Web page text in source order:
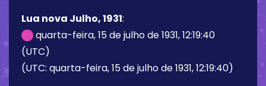
Lua nova Julho, 1931:
quarta-feira, 15 de julho de 1931, 12:19:40
(UTC)
(UTC: quarta-feira, 15 de julho de 1931, 12:19:40)